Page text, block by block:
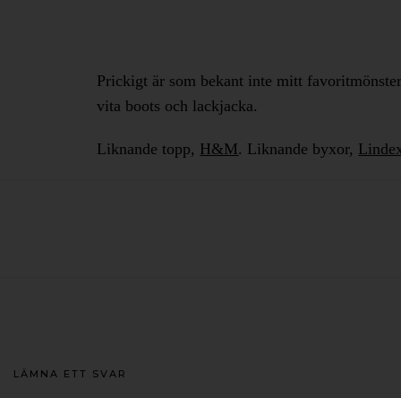
Prickigt är som bekant inte mitt
vita boots och lackjacka.
Liknande topp, H&M. Liknande byxor,
LÄMNA ETT SVAR